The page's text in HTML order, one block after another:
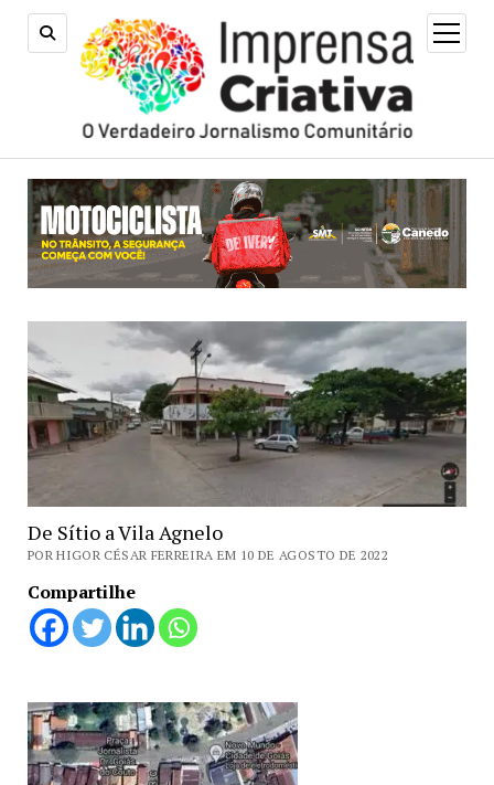
open
menu
De Sítio a Vila Agnelo
POR HIGOR CÉSAR FERREIRA EM 10 DE AGOSTO DE 2022
Compartilhe